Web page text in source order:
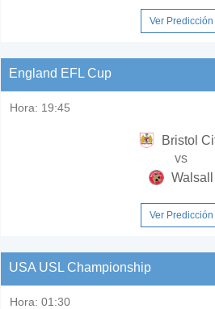
Ver Predicción
England EFL Cup
Hora: 19:45
Bristol
vs
Walsall
Ver Predicción
USA USL Championship
Hora: 01:30